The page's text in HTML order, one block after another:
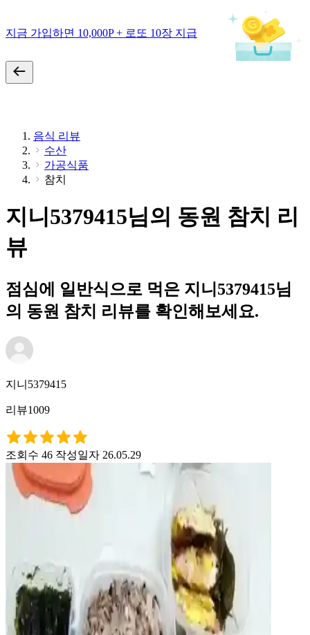
지금 가입하면 10,000P + 로또 10장 지급
음식 리뷰
수산
가공식품
참치
지니5379415님의 동원 참치 리
뷰
점심에 일반식으로 먹은 지니5379415님
의 동원 참치 리뷰를 확인해보세요.
지니5379415
리뷰1009
조회수 46 작성일자 26.05.29